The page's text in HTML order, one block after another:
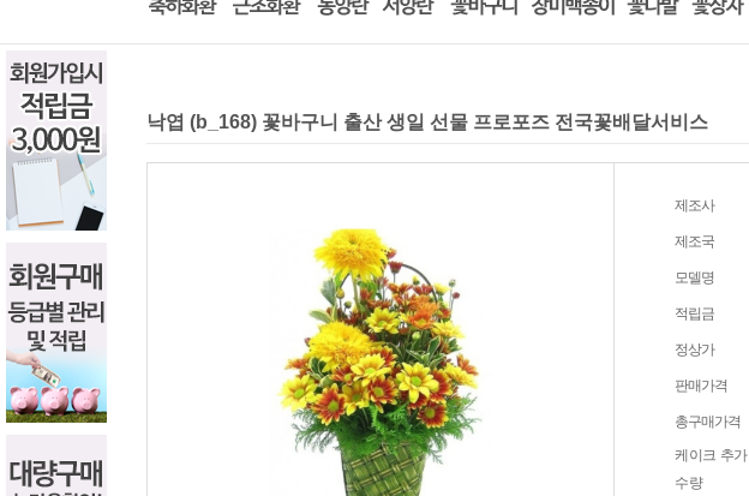
낙엽 (b_168) 꽃바구니 출산 생일 선물 프로포즈 전국꽃배달서비스
제조사
제조국
모델명
적립금
정상가
판매가격
총구매가격
케이크 추가
수량